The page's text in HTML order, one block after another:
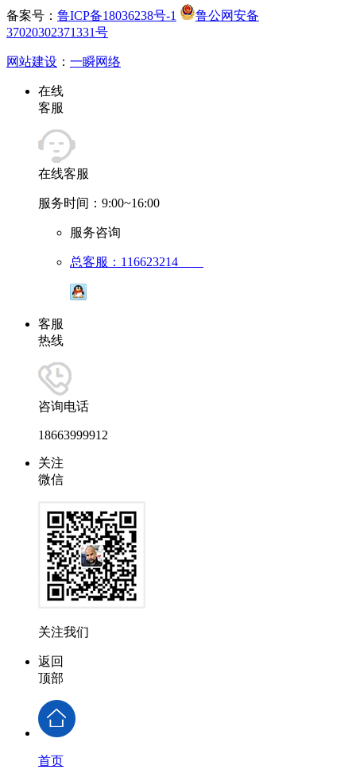
备案号： 鲁ICP备18036238号-1
鲁公网安备
37020302371331号
网站建设 ： 一瞬网络
在线
客服
在线客服
服务时间：9:00~16:00
服务咨询
总客服：116623214
客服
热线
咨询电话
18663999912
关注
微信
关注我们
返回
顶部
首页